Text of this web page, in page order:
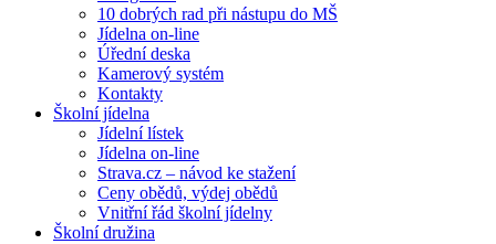
10 dobrých rad při nástupu do MŠ
Jídelna on-line
Úřední deska
Kamerový systém
Kontakty
Školní jídelna
Jídelní lístek
Jídelna on-line
Strava.cz – návod ke stažení
Ceny obědů, výdej obědů
Vnitřní řád školní jídelny
Školní družina